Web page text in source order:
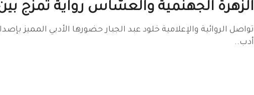
الزهرة الجهنمية والعسّاس رواية تمزج
تواصل الروائية والإعلامية خلود عبد الجبار حضورها الأدبي
أدب..